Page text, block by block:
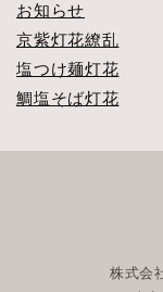
お知らせ
京紫灯花繚乱
塩つけ麺灯花
鯛塩そば灯花
株式会